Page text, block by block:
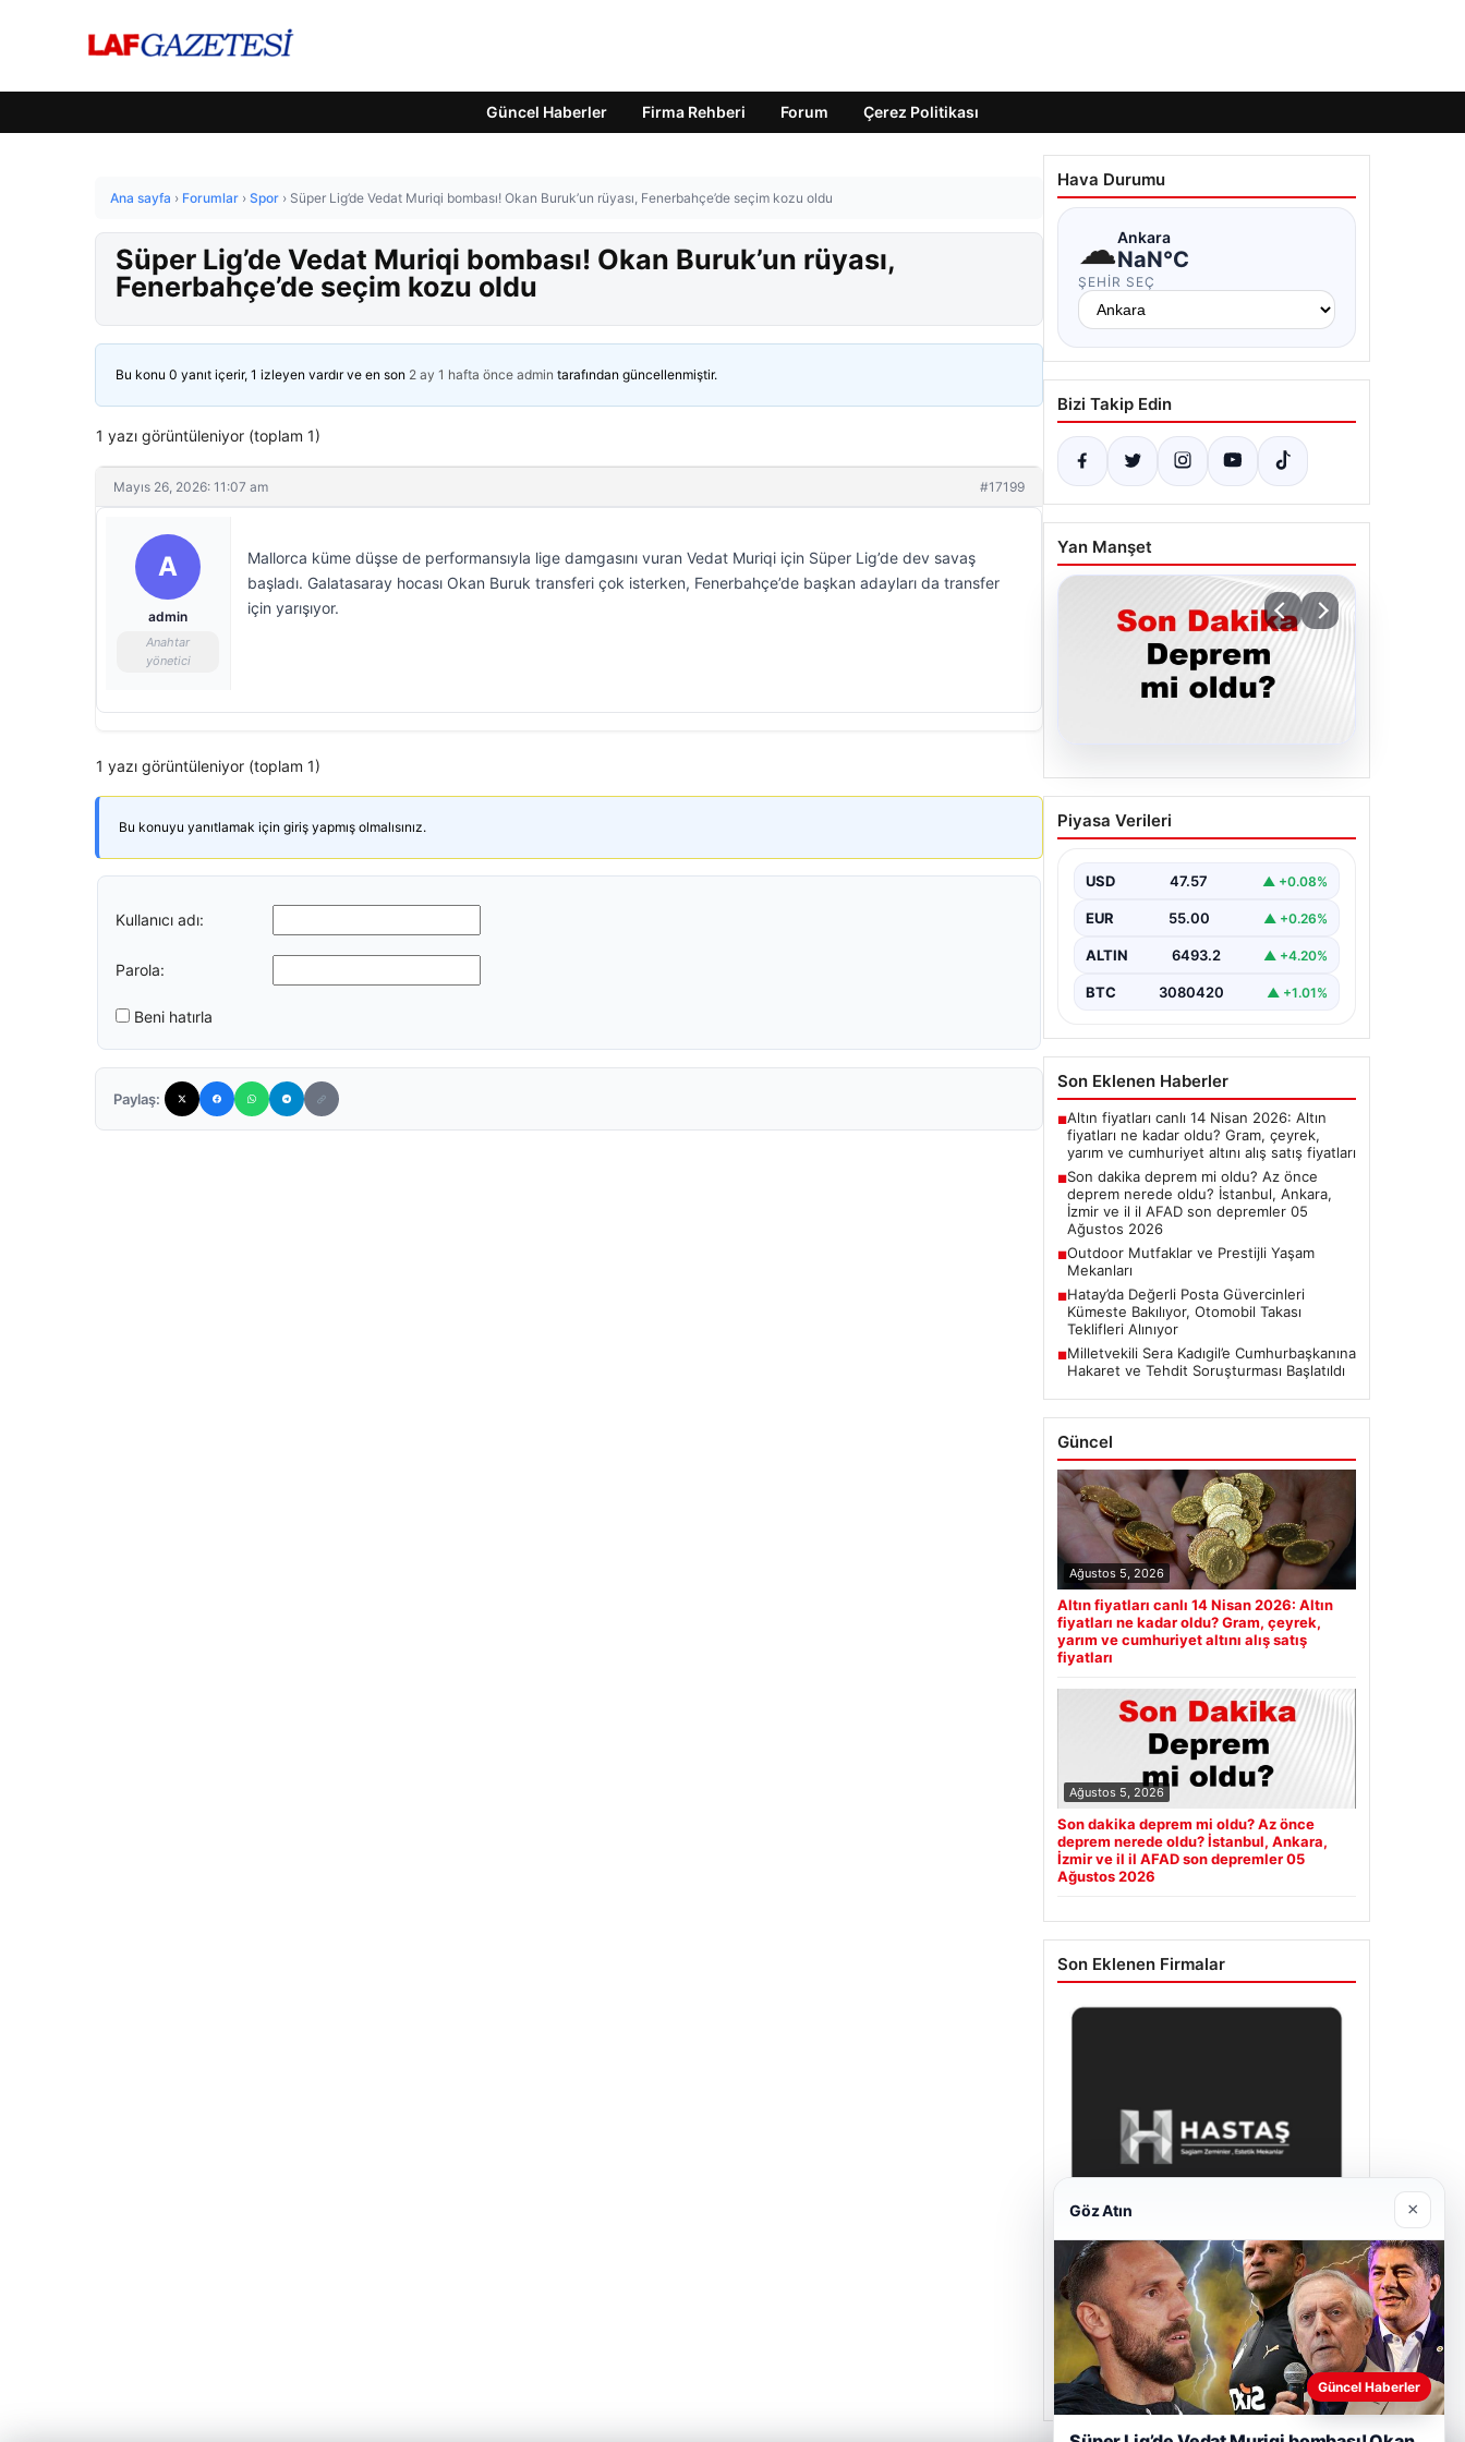
Güncel Haberler Firma Rehberi Forum Çerez Politikası
Ana sayfa › Forumlar › Spor › Süper Lig’de Vedat Muriqi bombası! Okan Buruk’un rüyası, Fenerbahçe’de seçim kozu oldu
Süper Lig’de Vedat Muriqi bombası! Okan Buruk’un rüyası,
Fenerbahçe’de seçim kozu oldu
Bu konu 0 yanıt içerir, 1 izleyen vardır ve en son 2 ay 1 hafta önce admin tarafından güncellenmiştir.
1 yazı görüntüleniyor (toplam 1)
Mayıs 26, 2026: 11:07 am #17199
A
admin
Anahtar
yönetici
Mallorca küme düşse de performansıyla lige damgasını vuran Vedat Muriqi için Süper Lig’de dev savaş
başladı. Galatasaray hocası Okan Buruk transferi çok isterken, Fenerbahçe’de başkan adayları da transfer
için yarışıyor.
1 yazı görüntüleniyor (toplam 1)
Bu konuyu yanıtlamak için giriş yapmış olmalısınız.
Kullanıcı adı:
Parola:
Beni hatırla
Paylaş:
Hava Durumu
☁Ankara
NaN°C
ŞEHIR SEÇ
Bizi Takip Edin
Yan Manşet
05.08.2026
Son dakika deprem mi
oldu? Az önce deprem
Ankara, İzmir ve il il AFAD
son depremler 05
{ "title": "05 Ağustos 2026 Güncel
Değerlendirmeler", "content":
Piyasa Verileri
USD 47.57 ▲ +0.08%
EUR 55.00 ▲ +0.26%
ALTIN 6493.2 ▲ +4.20%
BTC 3080420 ▲ +1.01%
Son Eklenen Haberler
■Altın fiyatları canlı 14 Nisan 2026: Altın
fiyatları ne kadar oldu? Gram, çeyrek,
yarım ve cumhuriyet altını alış satış fiyatları
■Son dakika deprem mi oldu? Az önce
deprem nerede oldu? İstanbul, Ankara,
İzmir ve il il AFAD son depremler 05
Ağustos 2026
■Outdoor Mutfaklar ve Prestijli Yaşam
Mekanları
■Hatay’da Değerli Posta Güvercinleri
Kümeste Bakılıyor, Otomobil Takası
Teklifleri Alınıyor
■Milletvekili Sera Kadıgil’e Cumhurbaşkanına
Hakaret ve Tehdit Soruşturması Başlatıldı
Güncel
Ağustos 5, 2026
Altın fiyatları canlı 14 Nisan 2026: Altın
fiyatları ne kadar oldu? Gram, çeyrek,
yarım ve cumhuriyet altını alış satış
fiyatları
Ağustos 5, 2026
Son dakika deprem mi oldu? Az önce
deprem nerede oldu? İstanbul, Ankara,
İzmir ve il il AFAD son depremler 05
Ağustos 2026
Son Eklenen Firmalar
Hastaş Beton
Mayıs 26, 2026
Göz Atın ×
Güncel Haberler